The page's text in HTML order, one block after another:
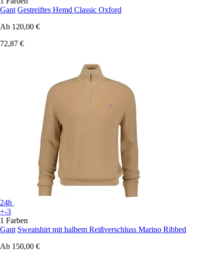
Gant Gestreiftes Hemd Classic Oxford
Ab 120,00 €
72,87 €
24h
+-3
1 Farben
Gant Sweatshirt mit halbem Reißverschluss Marino Ribbed
Ab 150,00 €